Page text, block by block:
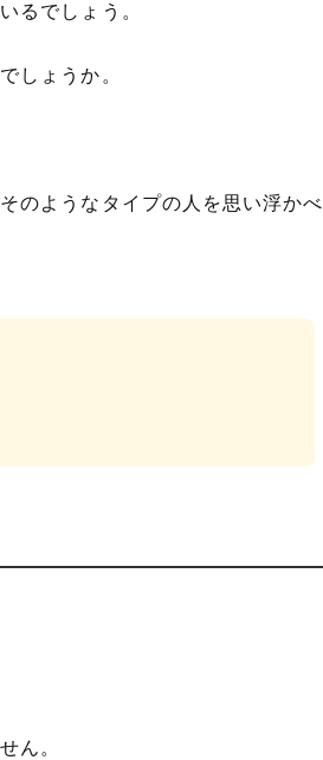
るでしょう。
しょうか。
のようなタイプの人を思い浮かべ
ん。